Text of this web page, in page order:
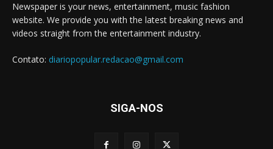
Newspaper is your news, entertainment, music fashion
website. We provide you with the latest breaking news and
videos straight from the entertainment industry.
Contato: diariopopular.redacao@gmail.com
SIGA-NOS